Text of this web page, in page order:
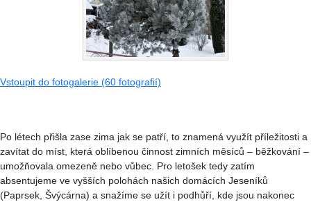
Vstoupit do fotogalerie (60 fotografií)
Po létech přišla zase zima jak se patří, to znamená využít příležitosti a
zavítat do míst, která oblíbenou činnost zimních měsíců – běžkování –
umožňovala omezeně nebo vůbec. Pro letošek tedy zatím
absentujeme ve vyšších polohách našich domácích Jeseníků
(Paprsek, Švýcárna) a snažíme se užít i podhůří, kde jsou nakonec